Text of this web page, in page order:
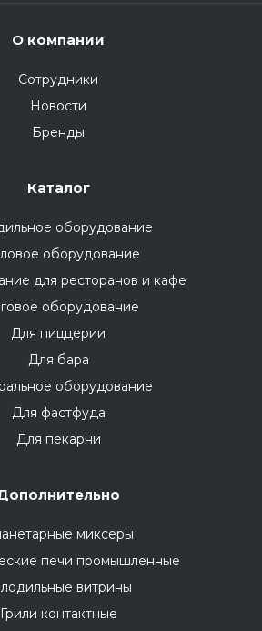
О компании
Сотрудники
Новости
Бренды
Каталог
оборудование
оборудование
для ресторанов и кафе
оборудование
Для пиццерии
Для бара
оборудование
Для фастфуда
Для пекарни
миксеры
печи промышленные
витрины
Грили контактные